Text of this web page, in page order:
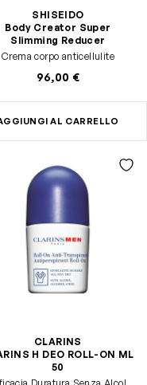
SHISEIDO
Body Creator Super
Slimming Reducer
Crema corpo anticellulite
96,00 €
AL CARRELLO
CLARINS
H DEO ROLL-ON ML
50